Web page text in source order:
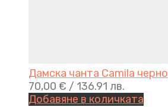
Дамска чанта Camila черно
70,00 € / 136.91 лв.
Добавяне в количката